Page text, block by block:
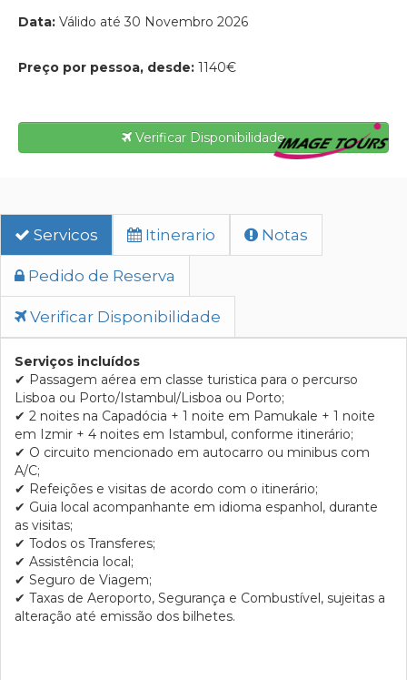
Data: Válido até 30 Novembro 2026
Preço por pessoa, desde: 1140€
Verificar Disponibilidade
Servicos Itinerario Notas
Pedido de Reserva
Verificar Disponibilidade
Serviços incluídos
✔ Passagem aérea em classe turistica para o percurso
Lisboa ou Porto/Istambul/Lisboa ou Porto;
✔ 2 noites na Capadócia + 1 noite em Pamukale + 1 noite
em Izmir + 4 noites em Istambul, conforme itinerário;
✔ O circuito mencionado em autocarro ou minibus com
A/C;
✔ Refeições e visitas de acordo com o itinerário;
✔ Guia local acompanhante em idioma espanhol, durante
as visitas;
✔ Todos os Transferes;
✔ Assistência local;
✔ Seguro de Viagem;
✔ Taxas de Aeroporto, Segurança e Combustível, sujeitas a
alteração até emissão dos bilhetes.